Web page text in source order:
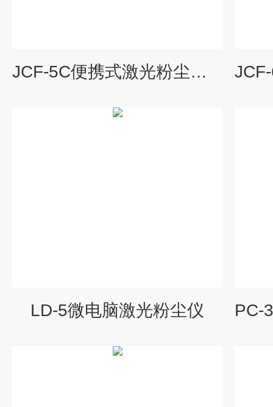
JCF-5C便携式激光粉尘检测仪
LD-5微电脑激光粉尘仪